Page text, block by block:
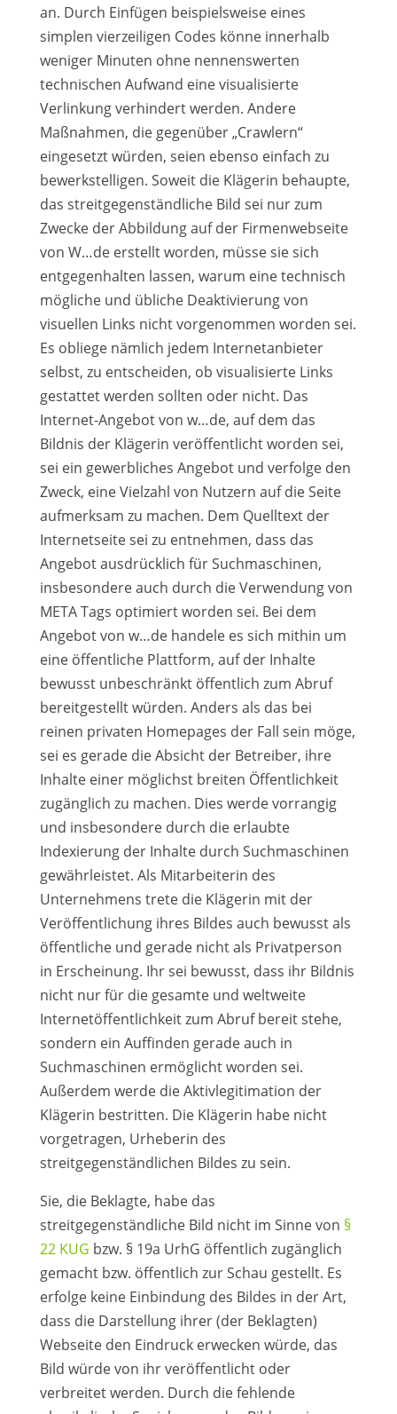
an. Durch Einfügen beispielsweise eines
simplen vierzeiligen Codes könne innerhalb
weniger Minuten ohne nennenswerten
technischen Aufwand eine visualisierte
Verlinkung verhindert werden. Andere
Maßnahmen, die gegenüber „Crawlern“
eingesetzt würden, seien ebenso einfach zu
bewerkstelligen. Soweit die Klägerin behaupte,
das streitgegenständliche Bild sei nur zum
Zwecke der Abbildung auf der Firmenwebseite
von W…de erstellt worden, müsse sie sich
entgegenhalten lassen, warum eine technisch
mögliche und übliche Deaktivierung von
visuellen Links nicht vorgenommen worden sei.
Es obliege nämlich jedem Internetanbieter
selbst, zu entscheiden, ob visualisierte Links
gestattet werden sollten oder nicht. Das
Internet-Angebot von w…de, auf dem das
Bildnis der Klägerin veröffentlicht worden sei,
sei ein gewerbliches Angebot und verfolge den
Zweck, eine Vielzahl von Nutzern auf die Seite
aufmerksam zu machen. Dem Quelltext der
Internetseite sei zu entnehmen, dass das
Angebot ausdrücklich für Suchmaschinen,
insbesondere auch durch die Verwendung von
META Tags optimiert worden sei. Bei dem
Angebot von w…de handele es sich mithin um
eine öffentliche Plattform, auf der Inhalte
bewusst unbeschränkt öffentlich zum Abruf
bereitgestellt würden. Anders als das bei
reinen privaten Homepages der Fall sein möge,
sei es gerade die Absicht der Betreiber, ihre
Inhalte einer möglichst breiten Öffentlichkeit
zugänglich zu machen. Dies werde vorrangig
und insbesondere durch die erlaubte
Indexierung der Inhalte durch Suchmaschinen
gewährleistet. Als Mitarbeiterin des
Unternehmens trete die Klägerin mit der
Veröffentlichung ihres Bildes auch bewusst als
öffentliche und gerade nicht als Privatperson
in Erscheinung. Ihr sei bewusst, dass ihr Bildnis
nicht nur für die gesamte und weltweite
Internetöffentlichkeit zum Abruf bereit stehe,
sondern ein Auffinden gerade auch in
Suchmaschinen ermöglicht worden sei.
Außerdem werde die Aktivlegitimation der
Klägerin bestritten. Die Klägerin habe nicht
vorgetragen, Urheberin des
streitgegenständlichen Bildes zu sein.
Sie, die Beklagte, habe das
streitgegenständliche Bild nicht im Sinne von §
22 KUG bzw. § 19a UrhG öffentlich zugänglich
gemacht bzw. öffentlich zur Schau gestellt. Es
erfolge keine Einbindung des Bildes in der Art,
dass die Darstellung ihrer (der Beklagten)
Webseite den Eindruck erwecken würde, das
Bild würde von ihr veröffentlicht oder
verbreitet werden. Durch die fehlende